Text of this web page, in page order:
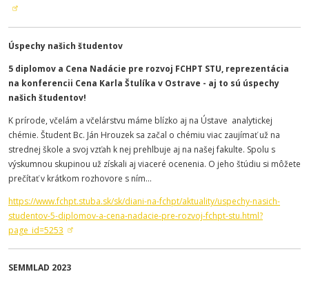
Úspechy našich študentov
5 diplomov a Cena Nadácie pre rozvoj FCHPT STU, reprezentácia
na konferencii Cena Karla Štulíka v Ostrave - aj to sú úspechy
našich študentov!
K prírode, včelám a včelárstvu máme blízko aj na Ústave analytickej
chémie. Študent Bc. Ján Hrouzek sa začal o chémiu viac zaujímať už na
strednej škole a svoj vzťah k nej prehlbuje aj na našej fakulte. Spolu s
výskumnou skupinou už získali aj viaceré ocenenia. O jeho štúdiu si môžete
prečítať v krátkom rozhovore s ním...
https://www.fchpt.stuba.sk/sk/diani-na-fchpt/aktuality/uspechy-nasich-
studentov-5-diplomov-a-cena-nadacie-pre-rozvoj-fchpt-stu.html?
page_id=5253
SEMMLAD 2023